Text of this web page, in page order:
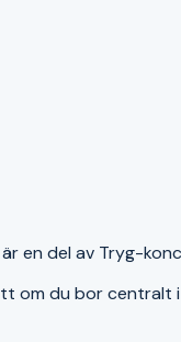
en del av Tryg-
om du bor centralt i